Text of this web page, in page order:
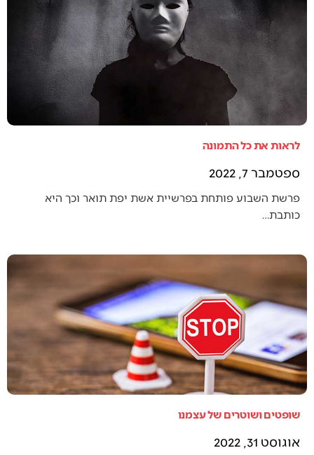
לראות את כל התמונה
ספטמבר 7, 2022
פרשת השבוע פותחת בפרשיית אשת יפת תואר וכך היא
כותבת…
שופטים ושוטרים של עצמנו
אוגוסט 31, 2022